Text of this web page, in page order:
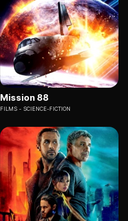
Mission 88
FILMS SCIENCE-FICTION